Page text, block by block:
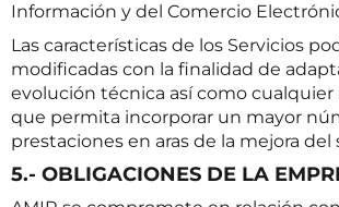
Información y del Comercio
Las características de los Servicios
modificadas con la finalidad de
evolución técnica así como cualquier
que permita incorporar un mayor
prestaciones en aras de la mejora del
5.- OBLIGACIONES DE LA